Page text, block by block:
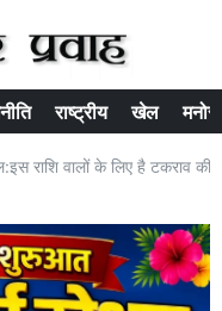
राष्ट्रीय खेल
राशि वालों के लिए है टकराव